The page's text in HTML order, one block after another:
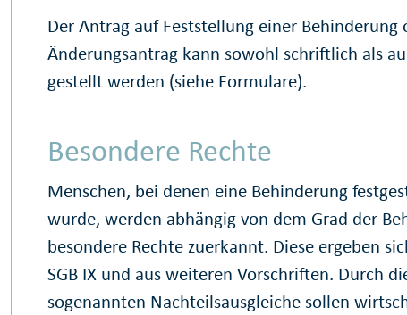
Der Antrag auf Feststellung einer Behinderung
Änderungsantrag kann sowohl schriftlich als
gestellt werden (siehe Formulare).
Besondere Rechte
Menschen, bei denen eine Behinderung
wurde, werden abhängig von dem Grad der
besondere Rechte zuerkannt. Diese ergeben
SGB IX und aus weiteren Vorschriften. Durch
sogenannten Nachteilsausgleiche sollen